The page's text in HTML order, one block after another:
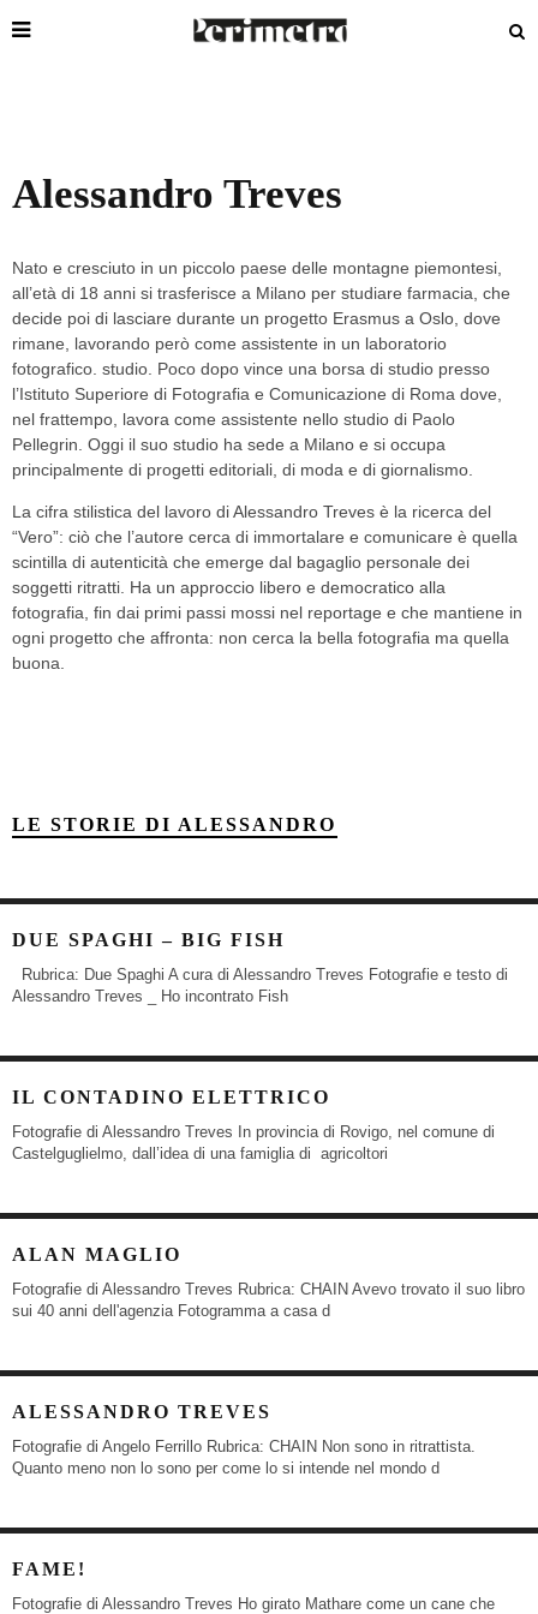
Alessandro Treves
Nato e cresciuto in un piccolo paese delle montagne piemontesi,
all’età di 18 anni si trasferisce a Milano per studiare farmacia, che
decide poi di lasciare durante un progetto Erasmus a Oslo, dove
rimane, lavorando però come assistente in un laboratorio
fotografico. studio. Poco dopo vince una borsa di studio presso
l’Istituto Superiore di Fotografia e Comunicazione di Roma dove,
nel frattempo, lavora come assistente nello studio di Paolo
Pellegrin. Oggi il suo studio ha sede a Milano e si occupa
principalmente di progetti editoriali, di moda e di giornalismo.
La cifra stilistica del lavoro di Alessandro Treves è la ricerca del
“Vero”: ciò che l’autore cerca di immortalare e comunicare è quella
scintilla di autenticità che emerge dal bagaglio personale dei
soggetti ritratti. Ha un approccio libero e democratico alla
fotografia, fin dai primi passi mossi nel reportage e che mantiene in
ogni progetto che affronta: non cerca la bella fotografia ma quella
buona.
LE STORIE DI ALESSANDRO
DUE SPAGHI – BIG FISH
Rubrica: Due Spaghi A cura di Alessandro Treves Fotografie e testo di
Alessandro Treves _ Ho incontrato Fish
IL CONTADINO ELETTRICO
Fotografie di Alessandro Treves In provincia di Rovigo, nel comune di
Castelguglielmo, dall’idea di una famiglia di agricoltori
ALAN MAGLIO
Fotografie di Alessandro Treves Rubrica: CHAIN Avevo trovato il suo libro
sui 40 anni dell'agenzia Fotogramma a casa d
ALESSANDRO TREVES
Fotografie di Angelo Ferrillo Rubrica: CHAIN Non sono in ritrattista.
Quanto meno non lo sono per come lo si intende nel mondo d
FAME!
Fotografie di Alessandro Treves Ho girato Mathare come un cane che